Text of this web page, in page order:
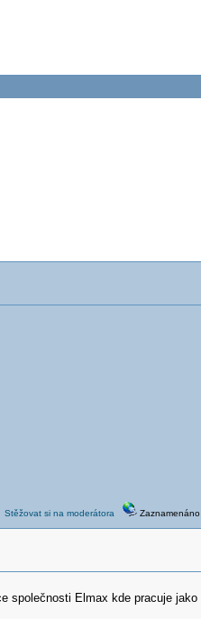
Stěžovat si na moderátora Zaznamenáno
společnosti Elmax kde pracuje jako